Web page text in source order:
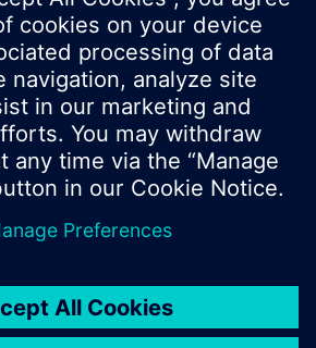
Ltd. Building Technologies
produits peut varier en